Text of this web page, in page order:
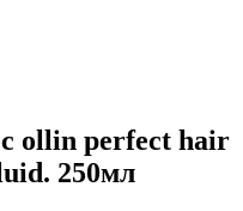
ollin perfect hair
250мл